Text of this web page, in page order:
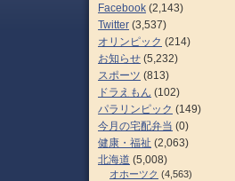
Facebook (2,143)
Twitter (3,537)
オリンピック (214)
お知らせ (5,232)
スポーツ (813)
ドラえもん (102)
パラリンピック (149)
今月の宅配弁当 (0)
健康・福祉 (2,063)
北海道 (5,008)
オホーツク (4,563)